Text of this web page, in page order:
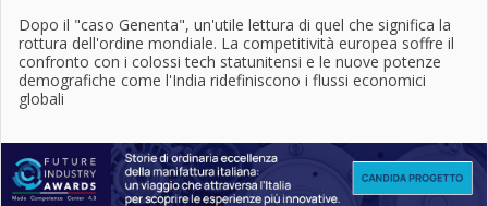
Dopo il "caso Genenta", un'utile lettura di quel che significa la
rottura dell'ordine mondiale. La competitività europea soffre il
confronto con i colossi tech statunitensi e le nuove potenze
demografiche come l'India ridefiniscono i flussi economici
globali